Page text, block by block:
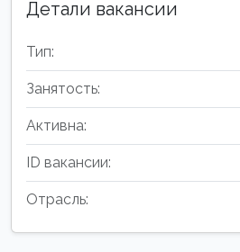
Детали вакансии
Тип:
Занятость:
Активна:
ID вакансии:
Отрасль: